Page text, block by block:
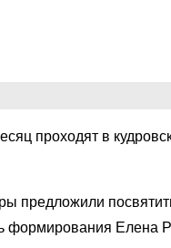
проходят в
предложили
формирования Елена